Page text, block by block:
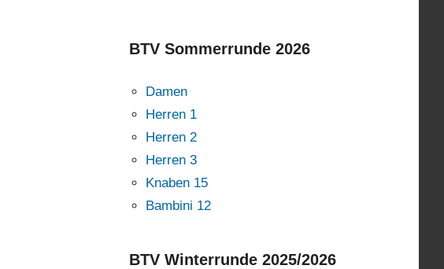
BTV Sommerrunde 2026
Damen
Herren 1
Herren 2
Herren 3
Knaben 15
Bambini 12
BTV Winterrunde 2025/2026